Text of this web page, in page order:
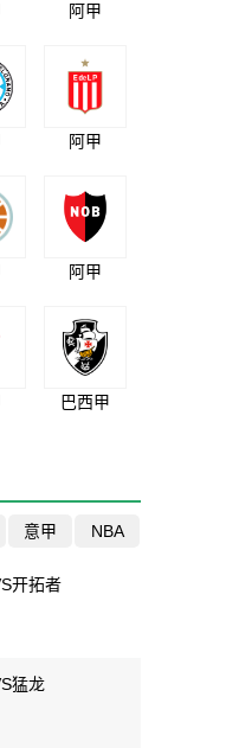
阿甲
阿甲
阿甲
巴西甲
意甲 NBA
开拓者
猛龙